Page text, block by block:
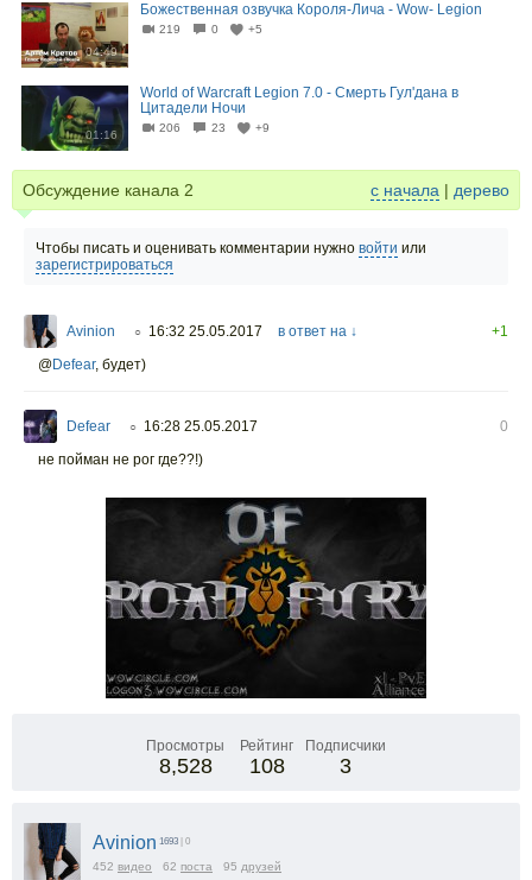
04:49
Божественная озвучка Короля-Лича - Wow- Legion
219 0 +5
01:16
World of Warcraft Legion 7.0 - Смерть Гул'дана в
Цитадели Ночи
206 23 +9
Обсуждение канала 2 с начала | дерево
Чтобы писать и оценивать комментарии нужно войти или
зарегистрироваться
Avinion ○ 16:32 25.05.2017 в ответ на ↓
+1
@Defear, будет)
Defear ○ 16:28 25.05.2017
0
не пойман не рог где??!)
Просмотры
8,528
Рейтинг
108
Подписчики
3
Avinion 1693 | 0
452 видео 62 поста 95 друзей